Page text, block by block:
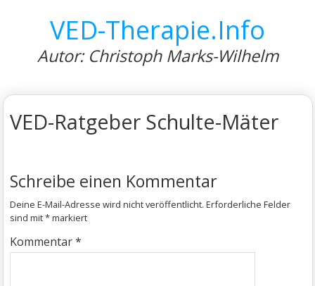
VED-Therapie.Info
Autor: Christoph Marks-Wilhelm
VED-Ratgeber Schulte-Mäter
Schreibe einen Kommentar
Deine E-Mail-Adresse wird nicht veröffentlicht. Erforderliche Felder
sind mit*markiert
Kommentar*